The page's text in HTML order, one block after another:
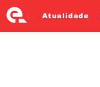
Atualidade